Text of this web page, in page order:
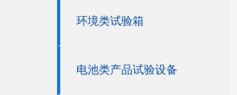
环境类试验箱
电池类产品试验设备